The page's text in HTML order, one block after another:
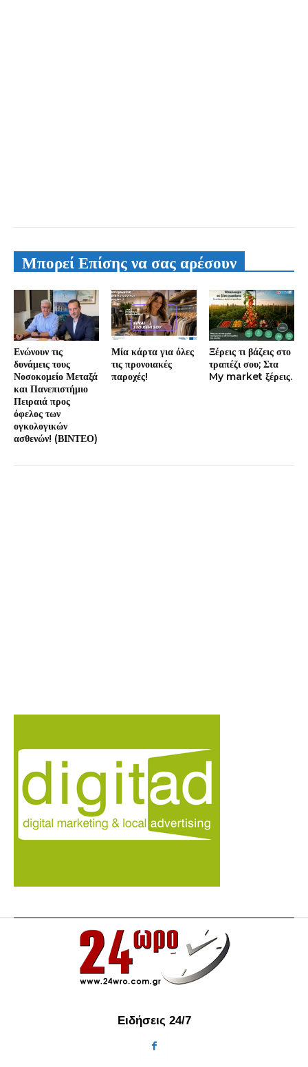
Μπορεί Επίσης να σας αρέσουν
Ενώνουν τις
δυνάμεις τους
Νοσοκομείο Μεταξά
και Πανεπιστήμιο
Πειραιά προς
όφελος των
ογκολογικών
ασθενών! (ΒΙΝΤΕΟ)
Μία κάρτα για όλες
τις προνοιακές
παροχές!
Ξέρεις τι βάζεις στο
τραπέζι σου; Στα
My market ξέρεις.
Ειδήσεις 24/7